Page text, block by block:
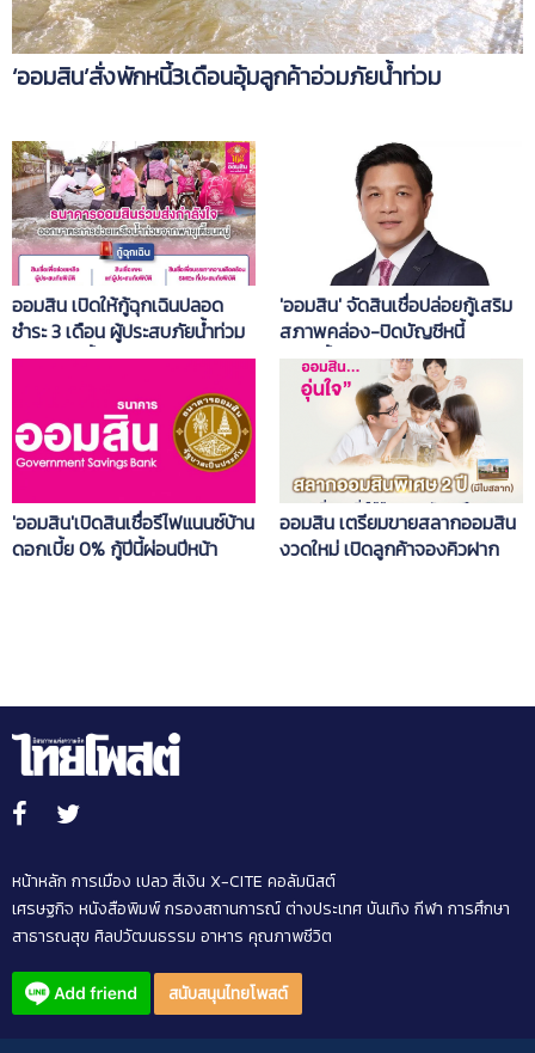
‘ออมสิน’สั่งพักหนี้3เดือนอุ้มลูกค้าอ่วมภัยน้ำท่วม
ออมสิน เปิดให้กู้ฉุกเฉินปลอด
ชำระ 3 เดือน ผู้ประสบภัยน้ำท่วม
จากพายุเตี้ยนหมู่
'ออมสิน' จัดสินเชื่อปล่อยกู้เสริม
สภาพคล่อง-ปิดบัญชีหนี้
ดอกเบี้ยแพง
'ออมสิน'เปิดสินเชื่อรีไฟแนนซ์บ้าน
ดอกเบี้ย 0% กู้ปีนี้ผ่อนปีหน้า
ออมสิน เตรียมขายสลากออมสิน
งวดใหม่ เปิดลูกค้าจองคิวฝาก
หน้าหลัก การเมือง เปลว สีเงิน X-CITE คอลัมนิสต์
เศรษฐกิจ หนังสือพิมพ์กรองสถานการณ์ต่างประเทศบันเทิง กีฬา การศึกษา
สาธารณสุข ศิลปวัฒนธรรม อาหาร คุณภาพชีวิต
สนับสนุนไทยโพสต์